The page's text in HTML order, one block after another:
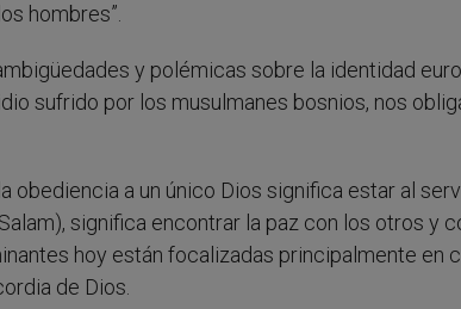
hombres”.
y polémicas sobre la identidad
sufrido por los musulmanes bosnios, nos
obediencia a un único Dios significa estar al
significa encontrar la paz con los otros y
hoy están focalizadas principalmente en
de Dios.